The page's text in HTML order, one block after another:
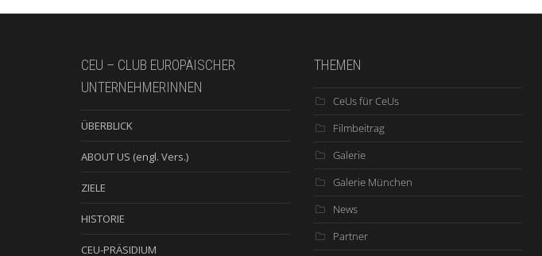
CEU – CLUB EUROPÄISCHER
UNTERNEHMERINNEN
ÜBERBLICK
ABOUT US (engl. Vers.)
ZIELE
HISTORIE
CEU-PRÄSIDIUM
THEMEN
CeUs für CeUs
Filmbeitrag
Galerie
Galerie München
News
Partner